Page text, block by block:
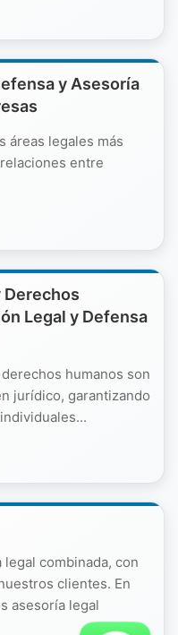
y Asesoría
áreas legales más
entre
Legal y Defensa
humanos son
jurídico, garantizando
combinada, con
clientes. En
asesoría legal